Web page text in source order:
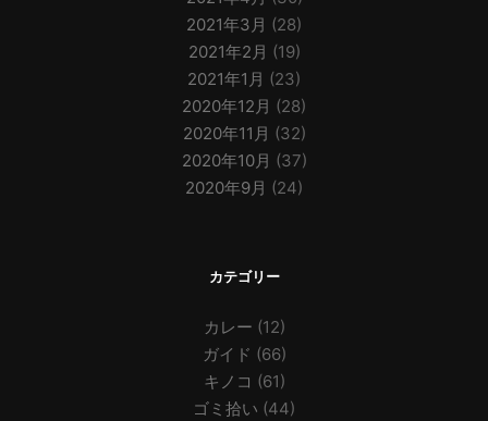
2021年3月 (28)
2021年2月 (19)
2021年1月 (23)
2020年12月 (28)
2020年11月 (32)
2020年10月 (37)
2020年9月 (24)
カテゴリー
カレー (12)
ガイド (66)
キノコ (61)
ゴミ拾い (44)